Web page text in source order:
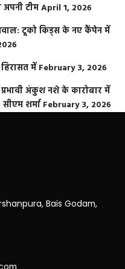
टीमApril 1, 2026
टूको किड्स के नए कैंपेन में
में February 3, 2026
प्रभावी अंकुश नशे के कारोबार में
शर्मा February 3, 2026
Bais Godam,